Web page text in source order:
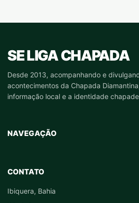
SE LIGA CHAPADA
Desde 2013, acompanhando e
acontecimentos da Chapada
informação local e a identidade
NAVEGAÇÃO
CONTATO
Ibiquera, Bahia